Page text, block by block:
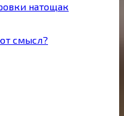
натощак
смысл?